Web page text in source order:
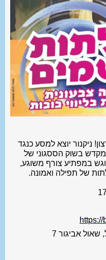
ניקנור יוצא למסע כנגד
בשוק הססגוני של
במפתיע צורף משוגע,
של תפילה ואמונה.
אביגור 7